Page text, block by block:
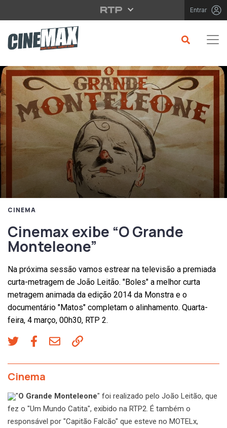
Saltar para o conteúdo principal Entrar
CINEMA
Cinemax exibe “O Grande
Monteleone”
Na próxima sessão vamos estrear na televisão a premiada
curta-metragem de João Leitão. "Boles" a melhor curta
metragem animada da edição 2014 da Monstra e o
documentário "Matos" completam o alinhamento. Quarta-
feira, 4 março, 00h30, RTP 2.
Cinema
"O Grande Monteleone" foi realizado pelo João Leitão, que
fez o "Um Mundo Catita", exibido na RTP2. É também o
responsável por "Capitão Falcão" que esteve no MOTELx,